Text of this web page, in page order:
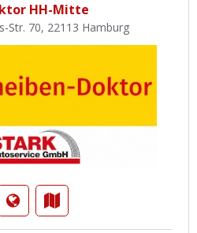
HH-Mitte
Str. 70, 22113 Hamburg